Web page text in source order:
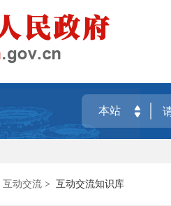
互动交流 > 互动交流知识库